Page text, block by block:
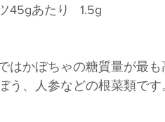
キャベツ45gあたり	1.5g
はかぼちゃの糖質量が最
う、人参などの根菜類です